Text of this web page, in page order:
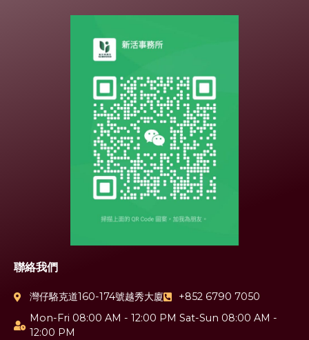
聯絡我們
灣仔駱克道160-174號越秀大廈
+852 6790 7050
Mon-Fri 08:00 AM - 12:00 PM Sat-Sun 08:00 AM -
12:00 PM